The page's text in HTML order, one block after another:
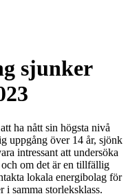
sjunker
ha nått sin högsta nivå
uppgång över 14 år, sjönk
intressant att undersöka
om det är en tillfällig
lokala energibolag för
i samma storleksklass.